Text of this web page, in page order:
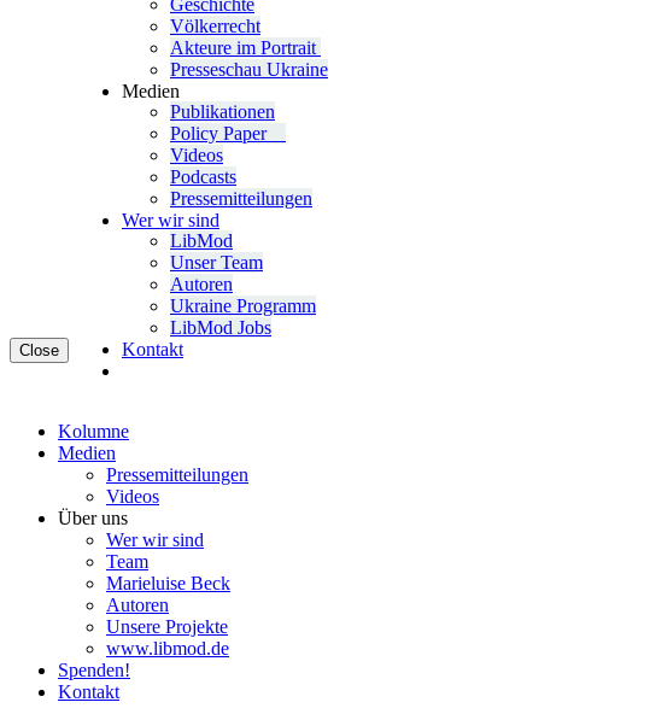
Close
Geschichte
Völ­ker­recht
Akteure im Portrait
Pres­se­schau Ukraine
Medien
Publi­ka­tio­nen
Policy Paper
Videos
Pod­casts
Pres­se­mit­tei­lun­gen
Wer wir sind
LibMod
Unser Team
Autoren
Ukraine Pro­gramm
LibMod Jobs
Kontakt
Kolumne
Medien
Pres­se­mit­tei­lun­gen
Videos
Über uns
Wer wir sind
Team
Marie­luise Beck
Autoren
Unsere Pro­jekte
www.libmod.de
Spenden!
Kontakt